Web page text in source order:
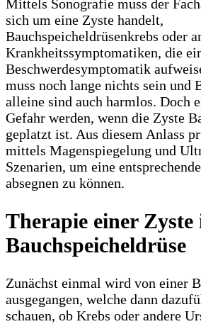
Mittels Sonografie muss der
sich um eine Zyste handelt,
Bauchspeicheldrüsenkrebs oder
Krankheitssymptomatiken, die
Beschwerdesymptomatik
muss noch lange nichts sein und
alleine sind auch harmlos. Doch
Gefahr werden, wenn die Zyste
geplatzt ist. Aus diesem Anlass
mittels Magenspiegelung und
Szenarien, um eine
absegnen zu können.
Therapie einer Zyste
Bauchspeicheldrüse
Zunächst einmal wird von einer
ausgegangen, welche dann
schauen, ob Krebs oder andere